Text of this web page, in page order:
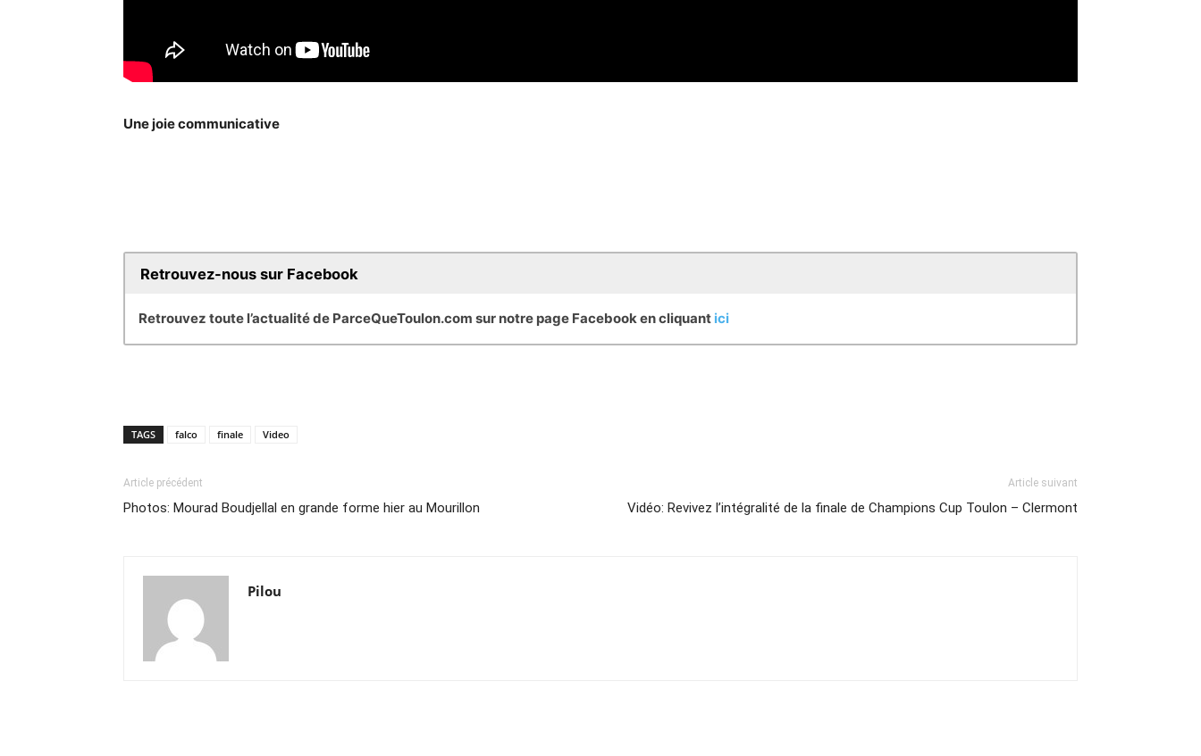
Une joie communicative
Retrouvez-nous sur Facebook
Retrouvez toute l’actualité de ParceQueToulon.com sur notre page Facebook en cliquant ici
TAGS falco finale Video
Article précédent
Photos: Mourad Boudjellal en grande forme hier au Mourillon
Article suivant
Vidéo: Revivez l’intégralité de la finale de Champions Cup Toulon – Clermont
Pilou